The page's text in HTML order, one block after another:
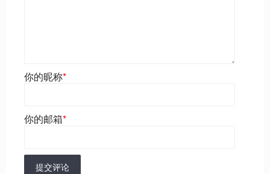
你的昵称*
你的邮箱*
提交评论